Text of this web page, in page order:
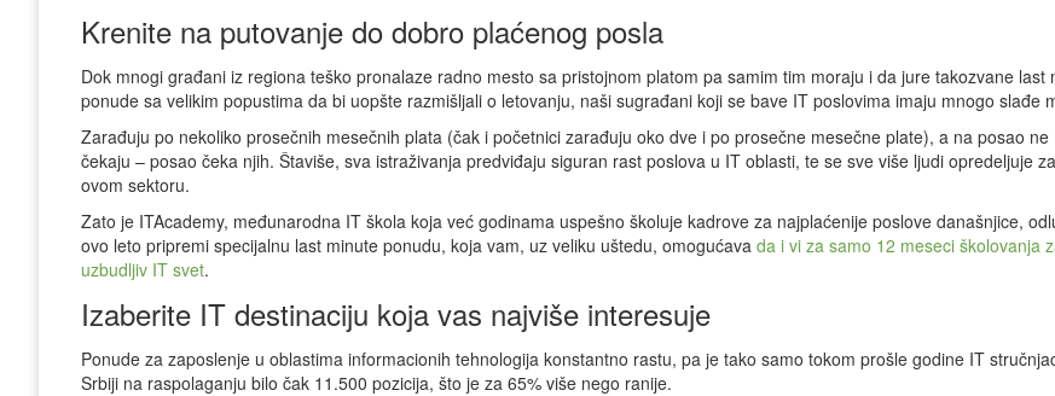
Krenite na putovanje do dobro plaćenog posla
Dok mnogi građani iz regiona teško pronalaze radno mesto sa pristojnom platom pa samim tim moraju i da jure takozvane last
ponude sa velikim popustima da bi uopšte razmišljali o letovanju, naši sugrađani koji se bave IT poslovima imaju mnogo slađe
Zarađuju po nekoliko prosečnih mesečnih plata (čak i početnici zarađuju oko dve i po prosečne mesečne plate), a na posao ne
čekaju – posao čeka njih. Štaviše, sva istraživanja predviđaju siguran rast poslova u IT oblasti, te se sve više ljudi opredeljuje
ovom sektoru.
Zato je ITAcademy, međunarodna IT škola koja već godinama uspešno školuje kadrove za najplaćenije poslove današnjice,
ovo leto pripremi specijalnu last minute ponudu, koja vam, uz veliku uštedu, omogućava da i vi za samo 12 meseci školovanja
uzbudljiv IT svet.
Izaberite IT destinaciju koja vas najviše interesuje
Ponude za zaposlenje u oblastima informacionih tehnologija konstantno rastu, pa je tako samo tokom prošle godine IT
Srbiji na raspolaganju bilo čak 11.500 pozicija, što je za 65% više nego ranije.